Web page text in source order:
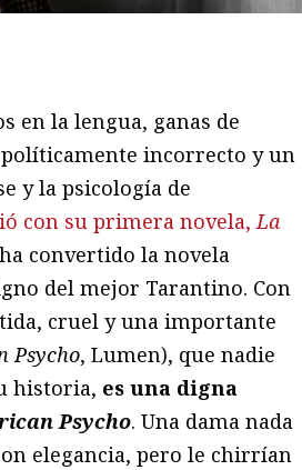
en la lengua, ganas de
incorrecto y un
y la psicología de
con su primera novela,La
convertido la novela
del mejor Tarantino. Con
cruel y una importante
Psycho, Lumen), que nadie
historia, es una digna
Psycho. Una dama nada
elegancia, pero le chirrían